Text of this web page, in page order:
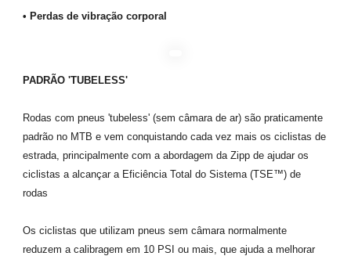
• Perdas de vibração corporal
PADRÃO 'TUBELESS'
Rodas com pneus 'tubeless' (sem câmara de ar) são praticamente
padrão no MTB e vem conquistando cada vez mais os ciclistas de
estrada, principalmente com a abordagem da Zipp de ajudar os
ciclistas a alcançar a Eficiência Total do Sistema (TSE™) de
rodas
Os ciclistas que utilizam pneus sem câmara normalmente
reduzem a calibragem em 10 PSI ou mais, que ajuda a melhorar